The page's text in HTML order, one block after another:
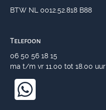
BTW NL 0012.52.818 B88
Telefoon
06 50 56 18 15
ma t/m vr 11.00 tot 18.00 uur